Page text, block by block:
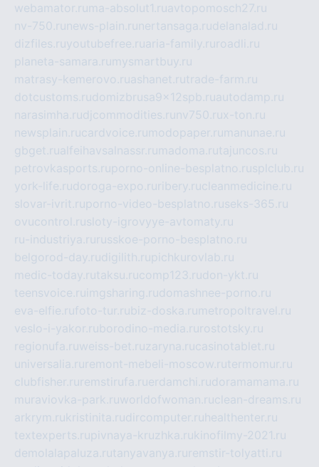
webamator.ru ma-absolut1.ruavtopomosch27.ru
nv-750.ru news-plain.ru nertansaga.rudelanalad.ru
dizfiles.ruyoutubefree.ruaria-family.ru roadli.ru
planeta-samara.ru mysmartbuy.ru
matrasy-kemerovo.ruashanet.rutrade-farm.ru
dotcustoms.rudomizbrusa9x12spb.ruautodamp.ru
narasimha.rudjcommodities.ru nv750.rux-ton.ru
newsplain.rucardvoice.ru modopaper.ru manunae.ru
gbget.rualfeihavsalnassr.ru madoma.rutajuncos.ru
petrovkasports.ruporno-online-besplatno.rusplclub.ru
york-life.rudoroga-expo.ru ribery.rucleanmedicine.ru
slovar-ivrit.ruporno-video-besplatno.ruseks-365.ru
ovucontrol.rusloty-igrovyye-avtomaty.ru
ru-industriya.ru russkoe-porno-besplatno.ru
belgorod-day.rudigilith.rupichkurovlab.ru
medic-today.rutaksu.rucomp123.rudon-ykt.ru
teensvoice.ru imgsharing.rudomashnee-porno.ru
eva-elfie.rufoto-tur.rubiz-doska.ru metropoltravel.ru
veslo-i-yakor.ruborodino-media.ru rostotsky.ru
regionufa.ruweiss-bet.ruzaryna.rucasinotablet.ru
universalia.ru remont-mebeli-moscow.rutermomur.ru
clubfisher.ru remstirufa.ruerdamchi.rudoramamama.ru
muraviovka-park.ruworldofwoman.ruclean-dreams.ru
arkrym.rukristinita.rudircomputer.ru healthenter.ru
textexperts.rupivnaya-kruzhka.rukinofilmy-2021.ru
demolalapaluza.rutanyavanya.ru remstir-tolyatti.ru